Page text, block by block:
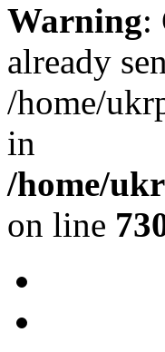
Warning:
already
/home/
in
/home/
on line